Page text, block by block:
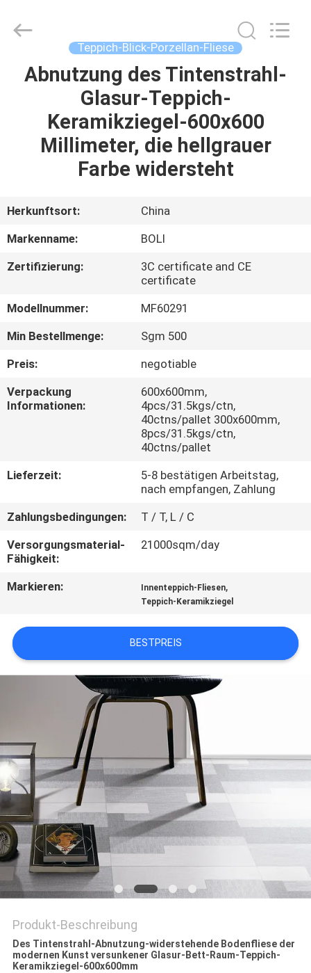
PRODUKTE
ÜBER
WERKSBESICHTIGUNG
QUALITÄTSKONTROLLE
KONTAKT
MIT
BITTE UM
ANGEBOT
SITEMAP
CERAMICS
CO.,LTD..
Teppich-Blick-Porzellan-Fliese
Abnutzung des Tintenstrahl-
Glasur-Teppich-
Keramikziegel-600x600
Millimeter, die hellgrauer
Farbe widersteht
Herkunftsort:
China
Markenname:
BOLI
Zertifizierung:
3C certificate and CE
certificate
Modellnummer:
MF60291
Min Bestellmenge:
Sgm 500
Preis:
negotiable
Verpackung
Informationen:
600x600mm,
4pcs/31.5kgs/ctn,
40ctns/pallet 300x600mm,
8pcs/31.5kgs/ctn,
40ctns/pallet
Lieferzeit:
5-8 bestätigen Arbeitstag,
nach empfangen, Zahlung
Zahlungsbedingungen:
T / T, L / C
Versorgungsmaterial-
Fähigkeit:
21000sqm/day
Markieren: Innenteppich-Fliesen,
Teppich-Keramikziegel
BESTPREIS
Produkt-Beschreibung
Des Tintenstrahl-Abnutzung-widerstehende Bodenfliese der
modernen Kunst versunkener Glasur-Bett-Raum-Teppich-
Keramikziegel-600x600mm